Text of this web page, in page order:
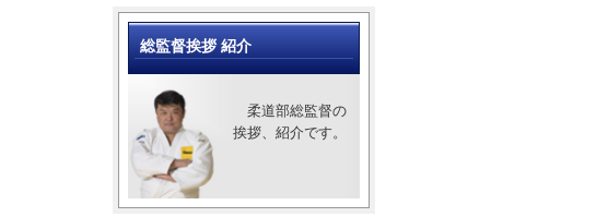
総監督挨拶 紹介
柔道部総監督の
挨拶、紹介です。